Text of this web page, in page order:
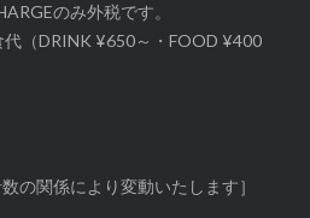
のみ外税です。
（DRINK ¥650～・FOOD ¥400
の関係により変動いたします］